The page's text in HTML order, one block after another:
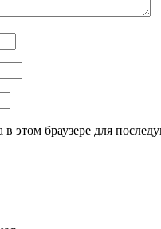
в этом браузере для